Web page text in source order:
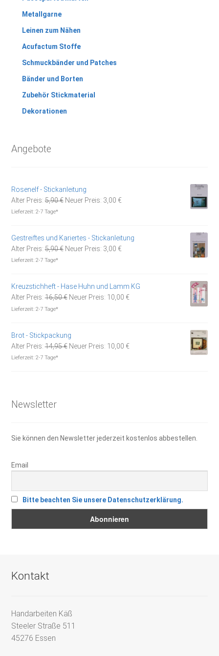
Metallgarne
Leinen zum Nähen
Acufactum Stoffe
Schmuckbänder und Patches
Bänder und Borten
Zubehör Stickmaterial
Dekorationen
Angebote
Rosenelf - Stickanleitung
Alter Preis: 5,90€ Ursprünglicher
Neuer Preis: 3,00 €Aktueller
Lieferzeit: 2-7 Tage*
Gestreiftes und Kariertes - Stickanleitung
Alter Preis: 5,90€ Ursprünglicher
Neuer Preis: 3,00 €Aktueller
Lieferzeit: 2-7 Tage*
Kreuzstichheft - Hase Huhn und Lamm KG
Alter Preis: 16,50€ Ursprünglicher
Neuer Preis: 10,00 €Aktueller
Lieferzeit: 2-7 Tage*
Brot - Stickpackung
Alter Preis: 14,95€ Ursprünglicher
Neuer Preis: 10,00 €Aktueller
Lieferzeit: 2-7 Tage*
Newsletter
Sie können den Newsletter jederzeit kostenlos abbestellen.
Email
Bitte beachten Sie unsere Datenschutzerklärung.
Kontakt
Handarbeiten Käß
Steeler Straße 511
45276 Essen